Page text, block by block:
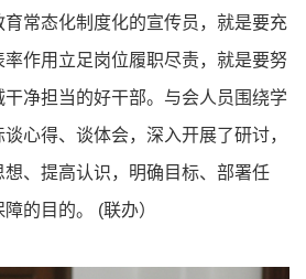
常态化制度化的宣传员，就是要充
作用立足岗位履职尽责，就是要努
净担当的好干部。与会人员围绕学
心得、谈体会，深入开展了研讨，
、提高认识，明确目标、部署任
的目的。 (联办）